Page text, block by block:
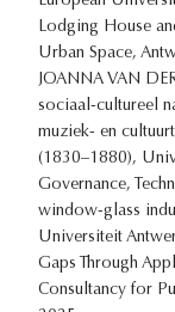
Lodging House
Urban Space,
JOANNA VAN
sociaal-cultureel
muziek- en
(1830–1880),
Governance,
window-glass
Universiteit
Gaps Through
Consultancy for